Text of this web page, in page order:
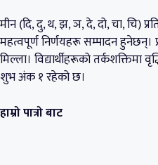
मीन (दि, दु, थ, झ, ञ, दे, दो, चा, चि)
महत्वपूर्ण निर्णयहरू सम्पादन हुनेछन्।
मिल्ला। विद्यार्थीहरूको
शुभ अंक १ रहेको छ।
हाम्रो पात्रो बाट